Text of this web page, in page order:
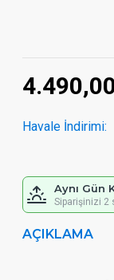
Havale İndirimi:
Aynı Gün
Siparişinizi 2
AÇIKLAMA